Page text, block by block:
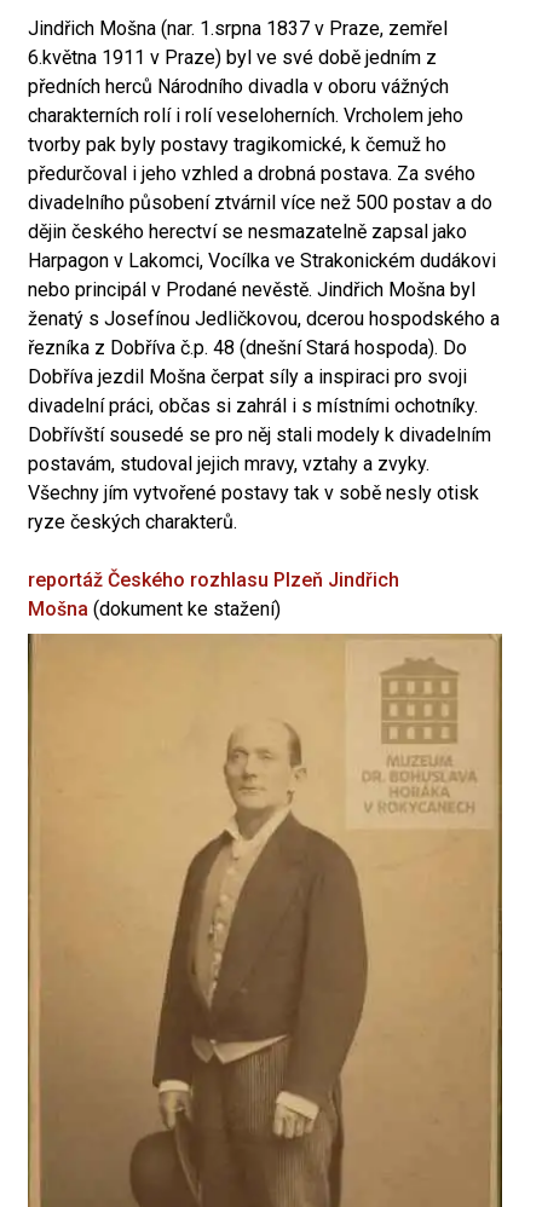
Jindřich Mošna (nar. 1.srpna 1837 v Praze, zemřel
6.května 1911 v Praze) byl ve své době jedním z
předních herců Národního divadla v oboru vážných
charakterních rolí i rolí veseloherních. Vrcholem jeho
tvorby pak byly postavy tragikomické, k čemuž ho
předurčoval i jeho vzhled a drobná postava. Za svého
divadelního působení ztvárnil více než 500 postav a do
dějin českého herectví se nesmazatelně zapsal jako
Harpagon v Lakomci, Vocílka ve Strakonickém dudákovi
nebo principál v Prodané nevěstě. Jindřich Mošna byl
ženatý s Josefínou Jedličkovou, dcerou hospodského a
řezníka z Dobříva č.p. 48 (dnešní Stará hospoda). Do
Dobříva jezdil Mošna čerpat síly a inspiraci pro svoji
divadelní práci, občas si zahrál i s místními ochotníky.
Dobřívští sousedé se pro něj stali modely k divadelním
postavám, studoval jejich mravy, vztahy a zvyky.
Všechny jím vytvořené postavy tak v sobě nesly otisk
ryze českých charakterů.
reportáž Českého rozhlasu Plzeň Jindřich
Mošna (dokument ke stažení)